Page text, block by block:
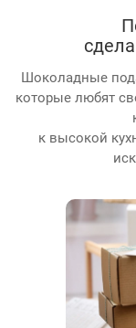
Шоколадные
которые любят
к высокой